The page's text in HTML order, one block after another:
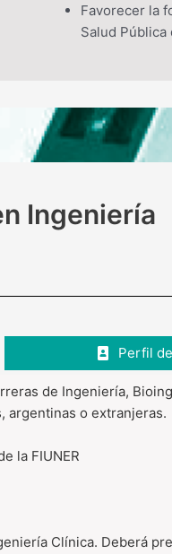
Favorecer la
Salud
Ingeniería
Perfil
de Ingeniería,
argentinas o extranjeras.
la FIUNER
Clínica. Deberá